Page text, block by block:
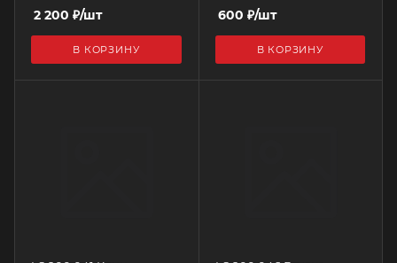
2 200 ₽/шт
В КОРЗИНУ
600 ₽/шт
В КОРЗИНУ